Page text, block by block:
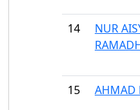
14
NUR
15
AHMAD